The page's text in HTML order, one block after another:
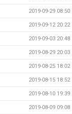
2019-09-29 08:50
2019-09-12 20:22
2019-09-03 20:48
2019-08-29 20:03
2019-08-25 18:02
2019-08-15 18:52
2019-08-10 19:39
2019-08-09 09:08